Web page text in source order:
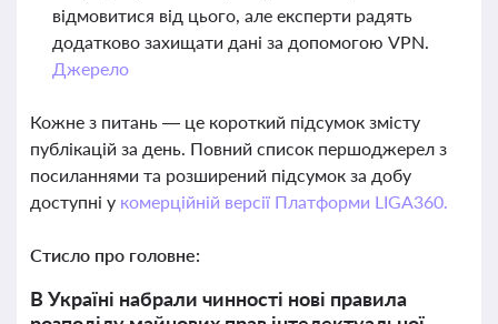
відмовитися від цього, але експерти радять
додатково захищати дані за допомогою VPN.
Джерело
Кожне з питань — це короткий підсумок змісту
публікацій за день. Повний список першоджерел з
посиланнями та розширений підсумок за добу
доступні у комерційній версії Платформи LIGA360.
Стисло про головне:
В Україні набрали чинності нові правила